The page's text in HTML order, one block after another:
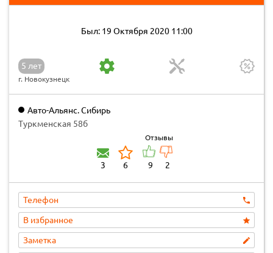
Был: 19 Октября 2020 11:00
5 лет
г. Новокузнецк
Авто-Альянс. Сибирь
Туркменская 58б
3 6
Отзывы
9 2
Телефон
В избранное
Заметка